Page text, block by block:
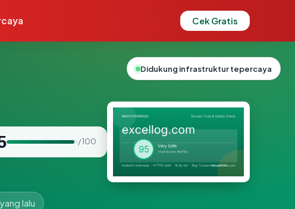
Cek Gratis
/ 100
lalu
Didukung infrastruktur tepercaya